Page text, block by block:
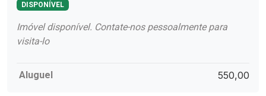
DISPONÍVEL
Imóvel disponível. Contate-nos pessoalmente para
visita-lo
Aluguel 550,00